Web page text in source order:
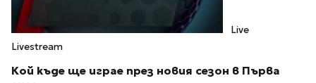
Live
Livestream
Кой къде ще играе през новия сезон в Първа